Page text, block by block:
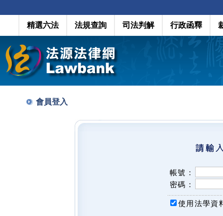
精選六法 法規查詢 司法判解 行政函釋
會員登入
帳號：
密碼：
使用法學資